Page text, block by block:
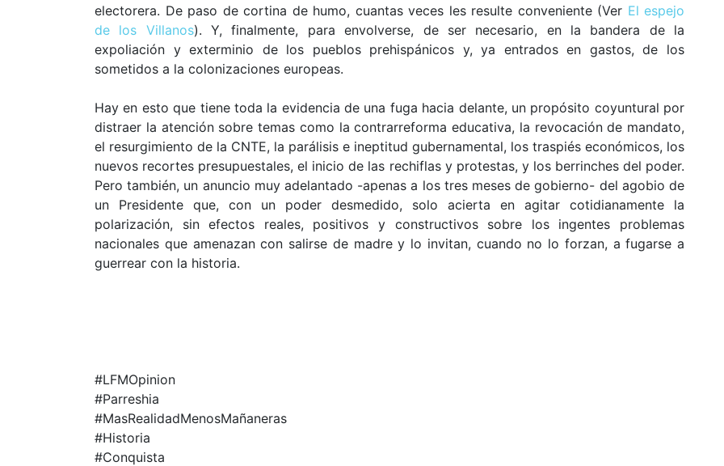
electorera. De paso de cortina de humo, cuantas veces les resulte conveniente (Ver El espejo
de los Villanos). Y, finalmente, para envolverse, de ser necesario, en la bandera de la
expoliación y exterminio de los pueblos prehispánicos y, ya entrados en gastos, de los
sometidos a la colonizaciones europeas.
Hay en esto que tiene toda la evidencia de una fuga hacia delante, un propósito coyuntural por
distraer la atención sobre temas como la contrarreforma educativa, la revocación de mandato,
el resurgimiento de la CNTE, la parálisis e ineptitud gubernamental, los traspiés económicos, los
nuevos recortes presupuestales, el inicio de las rechiflas y protestas, y los berrinches del poder.
Pero también, un anuncio muy adelantado -apenas a los tres meses de gobierno- del agobio de
un Presidente que, con un poder desmedido, solo acierta en agitar cotidianamente la
polarización, sin efectos reales, positivos y constructivos sobre los ingentes problemas
nacionales que amenazan con salirse de madre y lo invitan, cuando no lo forzan, a fugarse a
guerrear con la historia.
#LFMOpinion
#Parreshia
#MasRealidadMenosMañaneras
#Historia
#Conquista